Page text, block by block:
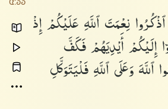
ٱذْكُرُوا۟نِعْمَتَٱللَّهِعَلَيْكُمْإِذْ
إِلَيْكُمْأَيْدِيَهُمْفَكَفَّ
ٱللَّهَوَعَلَىٱللَّهِفَلْيَتَوَكَّلِ